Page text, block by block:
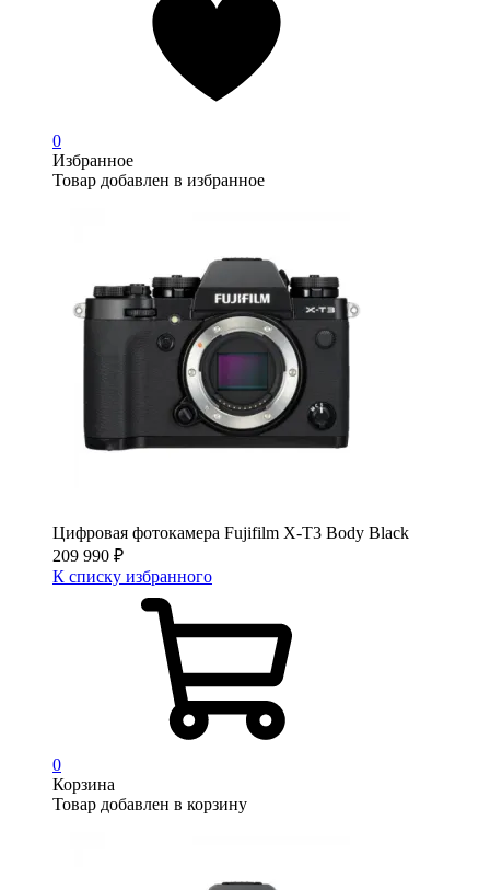
0
Избранное
Товар добавлен в избранное
Цифровая фотокамера Fujifilm X-T3 Body Black
209 990 ₽
К списку избранного
0
Корзина
Товар добавлен в корзину